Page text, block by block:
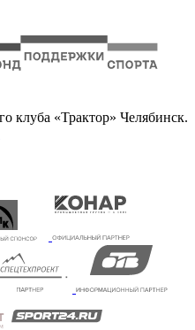
клуба «Трактор» Челябинск.